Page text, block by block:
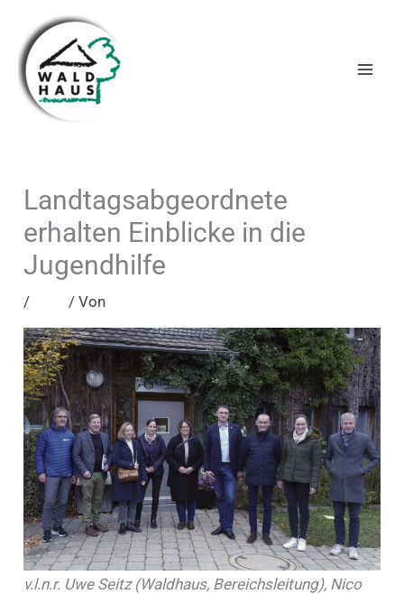
Inhalt
springen
Landtagsabgeordnete
erhalten Einblicke in die
Jugendhilfe
/ / Von
v.l.n.r. Uwe Seitz (Waldhaus, Bereichsleitung), Nico